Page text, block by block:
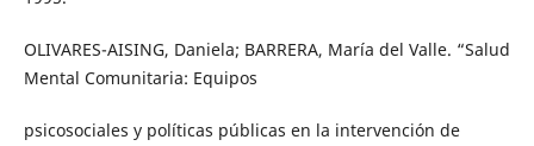
OLIVARES-AISING, Daniela; BARRERA, María del Valle. “Salud
Mental Comunitaria: Equipos
psicosociales y políticas públicas en la intervención de